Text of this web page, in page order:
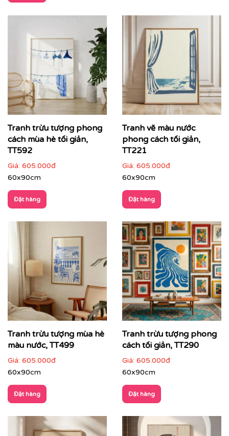
Điểm đặc trưng của tranh trừu tượng
Tự do trong hình thức
: không bị giới hạn bởi quy
tắc mô tả
Tạo điểm nhấn thị giác mạnh: thu hút ánh nhìn
ngay từ cái nhìn đầu tiên
Dễ cá nhân hóa: linh hoạt về màu sắc, bố cục, kích
thước
cách riêng
Tranh trừu tượng phù hợp với nhiều loại hình không
Tranh trừu tượng phong
cách mùa hè tối giản,
TT592
Giá: 605.000đ
60x90cm
Đặt hàng
Tranh vẽ màu nước
phong cách tối giản,
TT221
Giá: 605.000đ
60x90cm
Đặt hàng
Tranh trừu tượng mùa hè
màu nước, TT499
Giá: 605.000đ
60x90cm
Đặt hàng
Tranh trừu tượng phong
cách tối giản, TT290
Giá: 605.000đ
60x90cm
Đặt hàng